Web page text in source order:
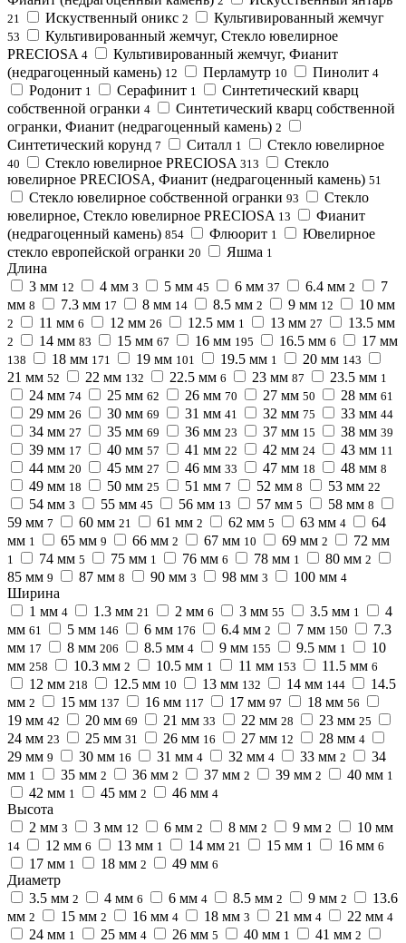
21 Искуственный оникс 2 Культивированный жемчуг
53
Культивированный жемчуг, Стекло ювелирное
PRECIOSA 4
Культивированный жемчуг, Фианит
(недрагоценный камень) 12 Перламутр 10 Пинолит 4
Родонит 1 Серафинит 1
Синтетический кварц
собственной огранки 4
Синтетический кварц собственной
огранки, Фианит (недрагоценный камень) 2
Синтетический корунд 7 Ситалл 1 Стекло ювелирное
40 Стекло ювелирное PRECIOSA 313
Стекло
ювелирное PRECIOSA, Фианит (недрагоценный камень) 51
Стекло ювелирное собственной огранки 93
Стекло
ювелирное, Стекло ювелирное PRECIOSA 13
Фианит
(недрагоценный камень) 854 Флюорит 1
Ювелирное
стекло европейской огранки 20 Яшма 1
Длина
3 мм 12 4 мм 3 5 мм 45 6 мм 37 6.4 мм 2
7
мм 8 7.3 мм 17 8 мм 14 8.5 мм 2 9 мм 12 10 мм
2 11 мм 6 12 мм 26 12.5 мм 1 13 мм 27 13.5 мм
2 14 мм 83 15 мм 67 16 мм 195 16.5 мм 6 17 мм
138 18 мм 171 19 мм 101 19.5 мм 1 20 мм 143
21 мм 52 22 мм 132 22.5 мм 6 23 мм 87 23.5 мм 1
24 мм 74 25 мм 62 26 мм 70 27 мм 50 28 мм 61
29 мм 26 30 мм 69 31 мм 41 32 мм 75 33 мм 44
34 мм 27 35 мм 69 36 мм 23 37 мм 15 38 мм 39
39 мм 17 40 мм 57 41 мм 22 42 мм 24 43 мм 11
44 мм 20 45 мм 27 46 мм 33 47 мм 18 48 мм 8
49 мм 18 50 мм 25 51 мм 7 52 мм 8 53 мм 22
54 мм 3 55 мм 45 56 мм 13 57 мм 5 58 мм 8
59 мм 7 60 мм 21 61 мм 2 62 мм 5 63 мм 4
64
мм 1 65 мм 9 66 мм 2 67 мм 10 69 мм 2 72 мм
1 74 мм 5 75 мм 1 76 мм 6 78 мм 1 80 мм 2
85 мм 9 87 мм 8 90 мм 3 98 мм 3 100 мм 4
Ширина
1 мм 4 1.3 мм 21 2 мм 6 3 мм 55 3.5 мм 1
4
мм 61 5 мм 146 6 мм 176 6.4 мм 2 7 мм 150
7.3
мм 17 8 мм 206 8.5 мм 4 9 мм 155 9.5 мм 1
10
мм 258 10.3 мм 2 10.5 мм 1 11 мм 153 11.5 мм 6
12 мм 218 12.5 мм 10 13 мм 132 14 мм 144
14.5
мм 2 15 мм 137 16 мм 117 17 мм 97 18 мм 56
19 мм 42 20 мм 69 21 мм 33 22 мм 28 23 мм 25
24 мм 23 25 мм 31 26 мм 16 27 мм 12 28 мм 4
29 мм 9 30 мм 16 31 мм 4 32 мм 4 33 мм 2
34
мм 1 35 мм 2 36 мм 2 37 мм 2 39 мм 2 40 мм 1
42 мм 1 45 мм 2 46 мм 4
Высота
2 мм 3 3 мм 12 6 мм 2 8 мм 2 9 мм 2 10 мм
14 12 мм 6 13 мм 1 14 мм 21 15 мм 1 16 мм 6
17 мм 1 18 мм 2 49 мм 6
Диаметр
3.5 мм 2 4 мм 6 6 мм 4 8.5 мм 2 9 мм 2
13.6
мм 2 15 мм 2 16 мм 4 18 мм 3 21 мм 4 22 мм 4
24 мм 1 25 мм 4 26 мм 5 40 мм 1 41 мм 2